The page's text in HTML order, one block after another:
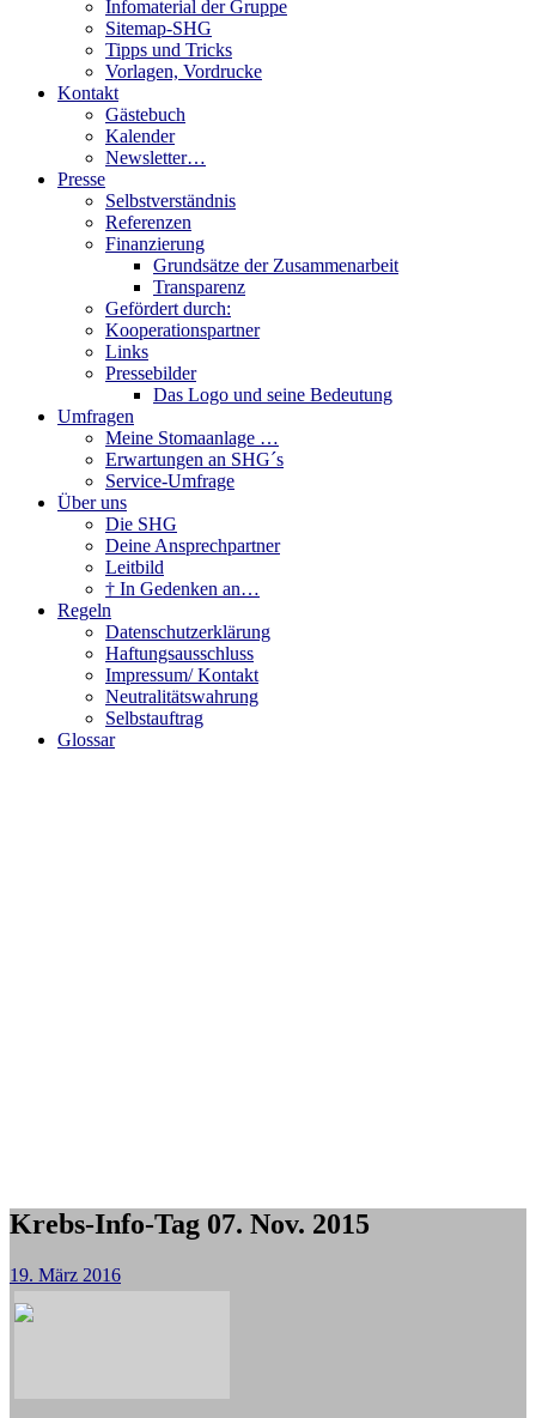
Infomaterial der Gruppe
Sitemap-SHG
Tipps und Tricks
Vorlagen, Vordrucke
Kontakt
Gästebuch
Kalender
Newsletter…
Presse
Selbstverständnis
Referenzen
Finanzierung
Grundsätze der Zusammenarbeit
Transparenz
Gefördert durch:
Kooperationspartner
Links
Pressebilder
Das Logo und seine Bedeutung
Umfragen
Meine Stomaanlage …
Erwartungen an SHG´s
Service-Umfrage
Über uns
Die SHG
Deine Ansprechpartner
Leitbild
† In Gedenken an…
Regeln
Datenschutzerklärung
Haftungsausschluss
Impressum/ Kontakt
Neutralitätswahrung
Selbstauftrag
Glossar
Krebs-Info-Tag 07. Nov. 2015
19. März 2016